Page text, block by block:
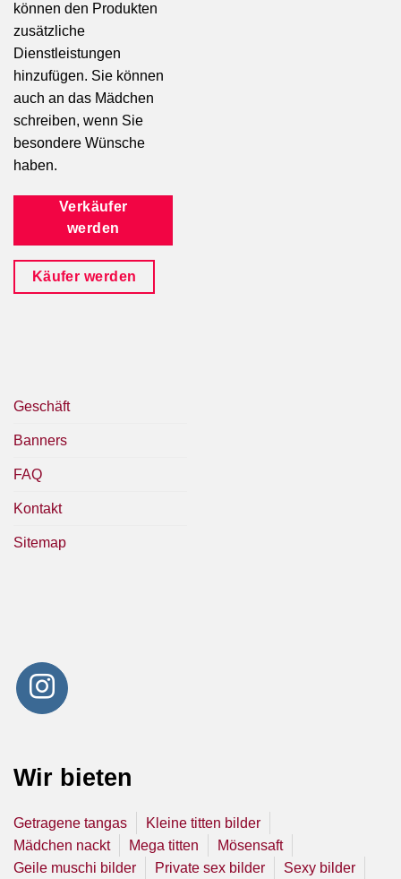
können den Produkten
zusätzliche
Dienstleistungen
hinzufügen. Sie können
auch an das Mädchen
schreiben, wenn Sie
besondere Wünsche
haben.
Verkäufer
werden
Käufer werden
Geschäft
Banners
FAQ
Kontakt
Sitemap
Wir bieten
Getragene tangas
Kleine titten bilder
Mädchen nackt
Mega titten
Mösensaft
Geile muschi bilder
Private sex bilder Sexy bilder